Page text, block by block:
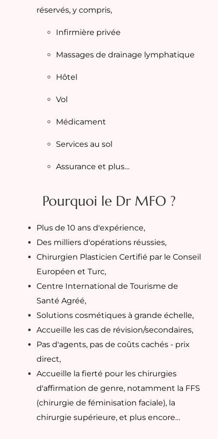
réservés, y compris,
Infirmière privée
Massages de drainage lymphatique
Hôtel
Vol
Médicament
Services au sol
Assurance et plus…
Pourquoi le Dr MFO ?
Plus de 10 ans d'expérience,
Des milliers d'opérations réussies,
Chirurgien Plasticien Certifié par le Conseil
Européen et Turc,
Centre International de Tourisme de
Santé Agréé,
Solutions cosmétiques à grande échelle,
Accueille les cas de révision/secondaires,
Pas d'agents, pas de coûts cachés - prix
direct,
Accueille la fierté pour les chirurgies
d'affirmation de genre, notamment la FFS
(chirurgie de féminisation faciale), la
chirurgie supérieure, et plus encore…